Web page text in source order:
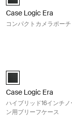
Case Logic Era
コンパクトカメラポーチ
Case Logic Era 16"
Case Logic Era
ハイブリッド16インチ
ン用ブリーフケース